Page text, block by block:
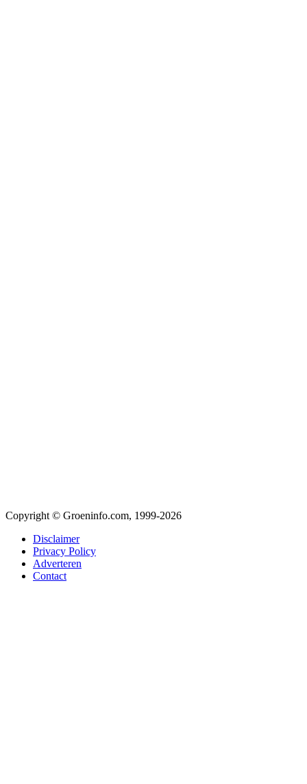
Copyright © Groeninfo.com, 1999-2026
Disclaimer
Privacy Policy
Adverteren
Contact